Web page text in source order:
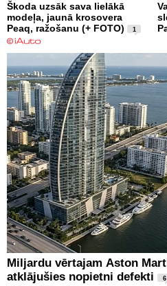
Škoda uzsāk sava lielākā
modeļa, jaunā krosovera
Peaq, ražošanu (+ FOTO)
1
Miljardu vērtajam Aston
atklājušies nopietni defekti
6